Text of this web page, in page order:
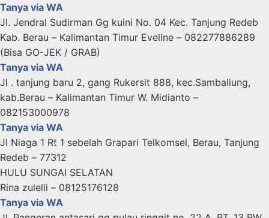
Tanya via WA
Jl. Jendral Sudirman Gg kuini No. 04 Kec. Tanjung Redeb
Kab. Berau – Kalimantan Timur Eveline – 082277886289
(Bisa GO-JEK / GRAB)
Tanya via WA
Jl . tanjung baru 2, gang Rukersit 888, kec.Sambaliung,
kab.Berau – Kalimantan Timur W. Midianto –
082153000978
Tanya via WA
Jl Niaga 1 Rt 1 sebelah Grapari Telkomsel, Berau, Tanjung
Redeb – 77312
HULU SUNGAI SELATAN
Rina zulelli – 08125176128
Tanya via WA